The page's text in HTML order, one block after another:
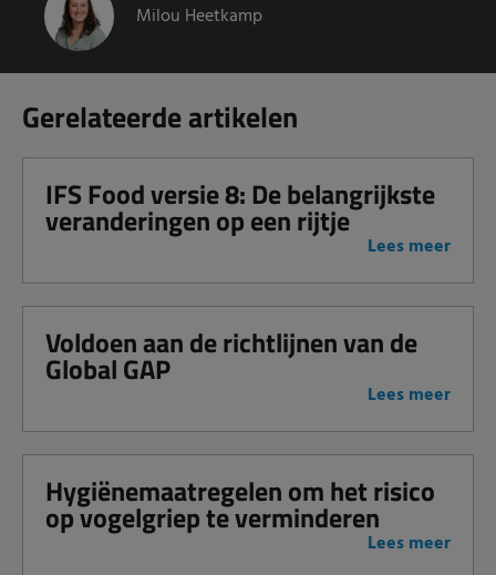
Milou Heetkamp
Gerelateerde artikelen
IFS Food versie 8: De belangrijkste
veranderingen op een rijtje
Lees meer
Voldoen aan de richtlijnen van de
Global GAP
Lees meer
Hygiënemaatregelen om het risico
op vogelgriep te verminderen
Lees meer